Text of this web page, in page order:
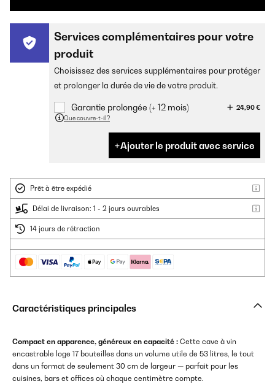
Services complémentaires pour votre
produit
Choisissez des services supplémentaires pour protéger
et prolonger la durée de vie de votre produit.
Garantie prolongée (+ 12 mois)
24,90 €
Que couvre-t-il ?
Ajouter le produit avec service
Prêt à être expédié
Délai de livraison: 1 - 2 jours ouvrables
14 jours de rétraction
Caractéristiques principales
Compact en apparence, généreux en capacité : Cette cave à vin
encastrable loge 17 bouteilles dans un volume utile de 53 litres, le tout
dans un format de seulement 30 cm de largeur — parfait pour les
cuisines, bars et offices où chaque centimètre compte.